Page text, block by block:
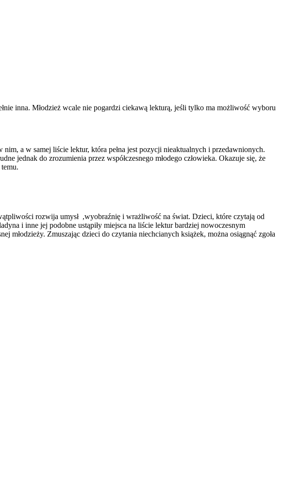
inna. Młodzież wcale nie pogardzi ciekawą lekturą, jeśli tylko ma możliwość wyboru
a w samej liście lektur, która pełna jest pozycji nieaktualnych i przedawnionych.
jednak do zrozumienia przez współczesnego młodego człowieka. Okazuje się, że
rozwija umysł ,wyobraźnię i wrażliwość na świat. Dzieci, które czytają od
i inne jej podobne ustąpiły miejsca na liście lektur bardziej nowoczesnym
młodzieży. Zmuszając dzieci do czytania niechcianych książek, można osiągnąć zgoła